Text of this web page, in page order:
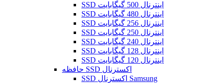
SSD اینترنال 500 گیگابایت
SSD اینترنال 480 گیگابایت
SSD اینترنال 256 گیگابایت
SSD اینترنال 250 گیگابایت
SSD اینترنال 240 گیگابایت
SSD اینترنال 128 گیگابایت
SSD اینترنال 120 گیگابایت
حافظه SSD اکسترنال
SSD اکسترنال Samsung